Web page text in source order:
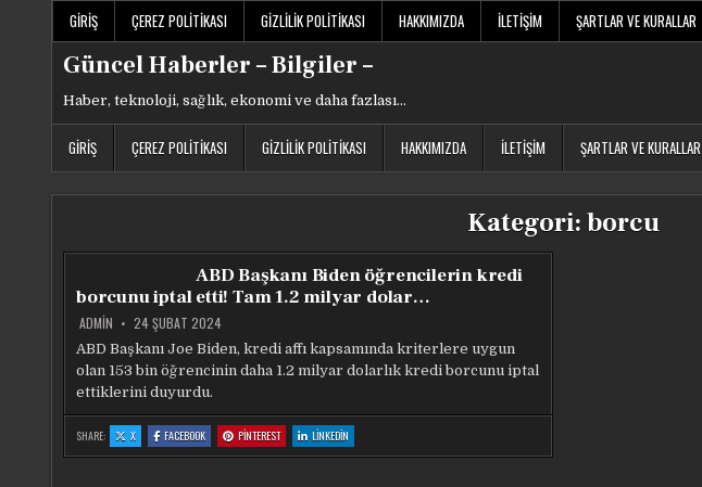
GIRIŞ ÇEREZ POLITIKASI GIZLILIK POLITIKASI HAKKIMIZDA İLETIŞIM ŞARTLAR VE KURALLAR
Güncel Haberler – Bilgiler –
Haber, teknoloji, sağlık, ekonomi ve daha fazlası…
GIRIŞ ÇEREZ POLITIKASI GIZLILIK POLITIKASI HAKKIMIZDA İLETIŞIM ŞARTLAR VE KURALLAR
Kategori:borcu
ABD Başkanı Biden öğrencilerin kredi
borcunu iptal etti! Tam 1.2 milyar dolar…
ADMIN 24 ŞUBAT 2024
ABD Başkanı Joe Biden, kredi affı kapsamında kriterlere uygun
olan 153 bin öğrencinin daha 1.2 milyar dolarlık kredi borcunu iptal
ettiklerini duyurdu.
SHARE: X:
ABD
BAŞKANI
FACEBOOK:
ABD
BAŞKANI
PINTEREST:
ABD
BAŞKANI
LINKEDIN
ABD
BAŞKANI